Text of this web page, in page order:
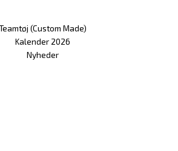
(Custom Made)
Kalender 2026
Nyheder